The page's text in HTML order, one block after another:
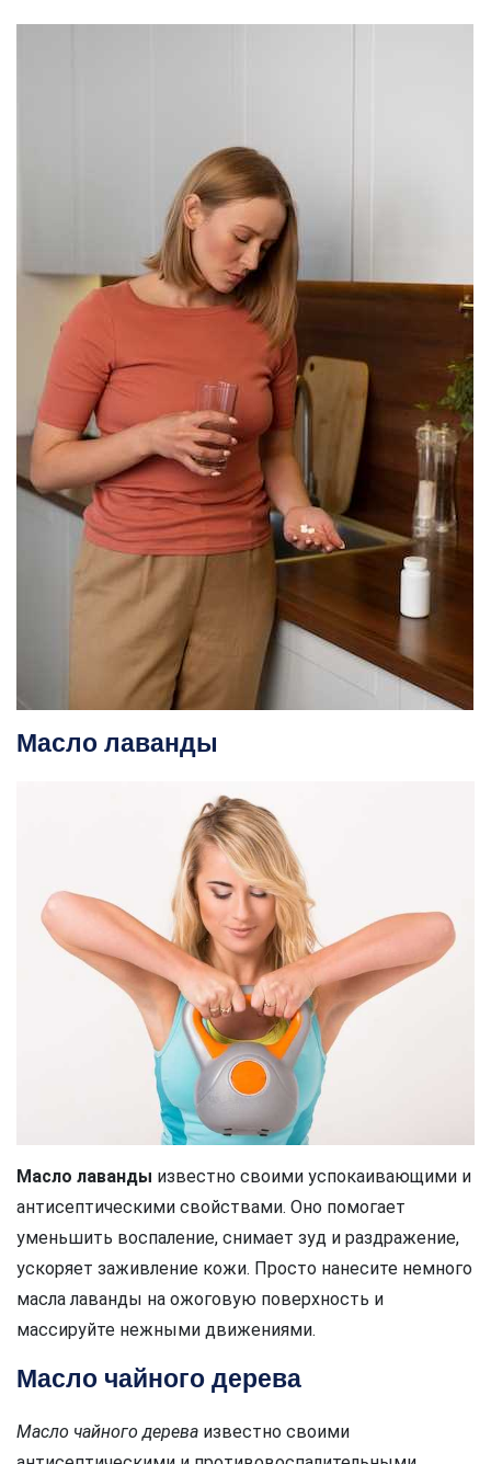
Масло лаванды
Масло лаванды известно своими успокаивающими и
антисептическими свойствами. Оно помогает
уменьшить воспаление, снимает зуд и раздражение,
ускоряет заживление кожи. Просто нанесите немного
масла лаванды на ожоговую поверхность и
массируйте нежными движениями.
Масло чайного дерева
Масло чайного дерева известно своими